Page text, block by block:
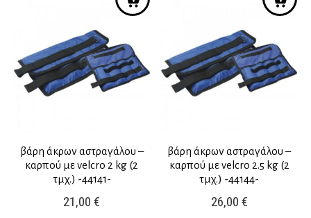
βάρη άκρων αστραγάλου –
καρπού με velcro 2 kg (2
τμχ.) -44141-
21,00€
βάρη άκρων αστραγάλου –
καρπού με velcro 2.5 kg (2
τμχ.) -44144-
26,00 €